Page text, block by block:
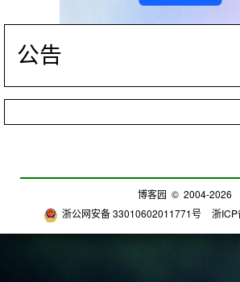
公告
博客园 © 2004-2026
浙公网安备 33010602011771号
浙